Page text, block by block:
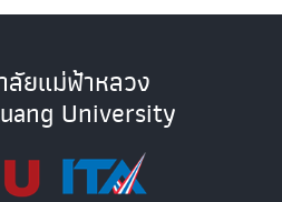
ลัยแม่ฟ้าหลวง
University